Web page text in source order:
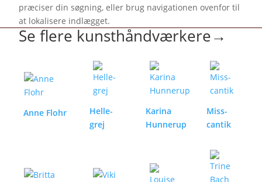
præciser din søgning, eller brug navigationen ovenfor til
at lokalisere indlægget.
Se flere kunsthåndværkere→
Anne Flohr
Helle-
grej
Karina
Hunnerup
Miss-
cantik